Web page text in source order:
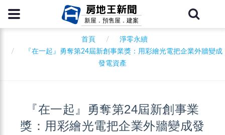
房地王新聞
新屋．預售屋．建案
首頁
淨零永續
『在一起』勇奪第24屆新創事業獎：用彩繪光電把企業外牆變成
發電資產
『在一起』勇奪第24屆新創事業
獎：用彩繪光電把企業外牆變成發